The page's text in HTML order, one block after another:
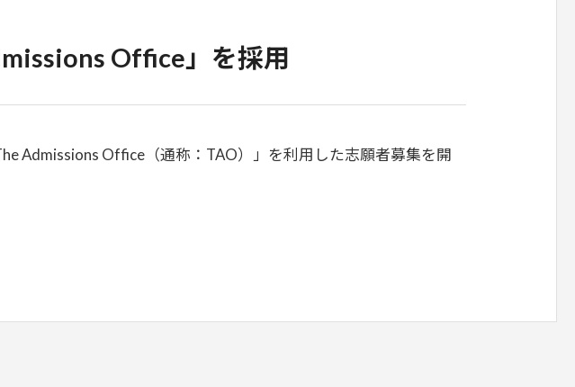
Office」を採用
Admissions Office（通称：TAO）」を利用した志願者募集を開